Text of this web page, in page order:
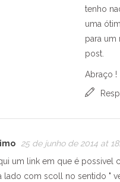
tenho
uma
para um
post.
Abraço !
25 de junho de 2014 at
um link em que é possivel
lado com scoll no sentido "